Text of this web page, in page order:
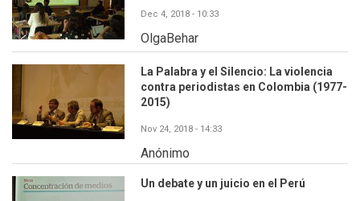
Dec 4, 2018 - 10:33
OlgaBehar
La Palabra y el Silencio: La violencia
contra periodistas en Colombia (1977-
2015)
Nov 24, 2018 - 14:33
Anónimo
Un debate y un juicio en el Perú